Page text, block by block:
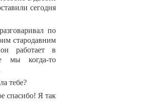
сегодня
по
стародавним
работает в
мы когда-то
тебе?
спасибо! Я так